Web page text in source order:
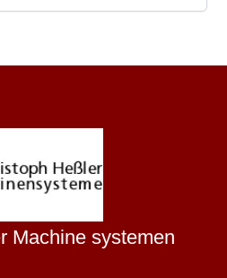
Machine systemen